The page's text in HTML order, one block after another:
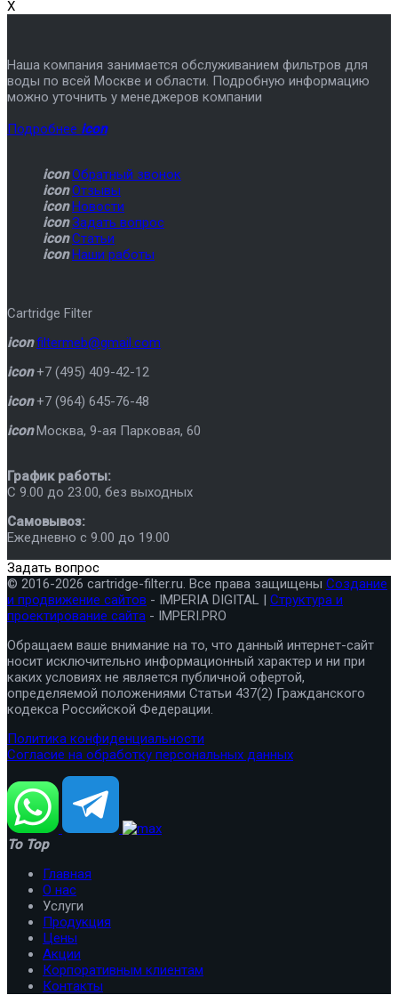
X
Наша компания занимается обслуживанием фильтров для
воды по всей Москве и области. Подробную информацию
можно уточнить у менеджеров компании
Подробнее icon
icon Обратный звонок
icon Отзывы
icon Новости
icon Задать вопрос
icon Статьи
icon Наши работы
Cartridge Filter
icon filtermeb@gmail.com
icon +7 (495) 409-42-12
icon +7 (964) 645-76-48
icon Москва, 9-ая Парковая, 60
График работы:
C 9.00 до 23.00, без выходных
Самовывоз:
Ежедневно с 9.00 до 19.00
Задать вопрос
© 2016-2026 cartridge-filter.ru. Все права защищены Создание
и продвижение сайтов - IMPERIA DIGITAL | Структура и
проектирование сайта - IMPERI.PRO
Обращаем ваше внимание на то, что данный интернет-сайт
носит исключительно информационный характер и ни при
каких условиях не является публичной офертой,
определяемой положениями Статьи 437(2) Гражданского
кодекса Российской Федерации.
Политика конфиденциальности
Согласие на обработку персональных данных
To Top
Главная
О нас
Услуги
Продукция
Цены
Акции
Корпоративным клиентам
Контакты